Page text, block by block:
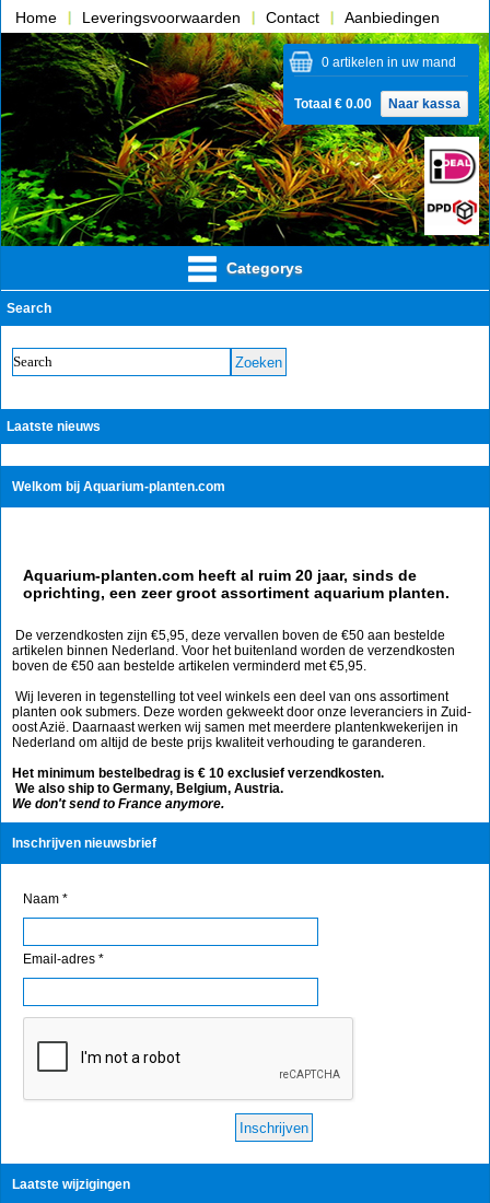
Home Leveringsvoorwaarden Contact
Aanbiedingen
Over ons
Categorys
Search
Laatste nieuws
0 artikelen in uw mand
Totaal € 0.00 Naar kassa
Welkom bij Aquarium-planten.com
Aquarium-planten.com heeft al ruim 20 jaar, sinds de
oprichting, een zeer groot assortiment aquarium planten.
De verzendkosten zijn €5,95, deze vervallen boven de €50 aan bestelde
artikelen binnen Nederland. Voor het buitenland worden de verzendkosten
boven de €50 aan bestelde artikelen verminderd met €5,95.
Wij leveren in tegenstelling tot veel winkels een deel van ons assortiment
planten ook submers. Deze worden gekweekt door onze leveranciers in Zuid-
oost Azië. Daarnaast werken wij samen met meerdere plantenkwekerijen in
Nederland om altijd de beste prijs kwaliteit verhouding te garanderen.
Het minimum bestelbedrag is € 10 exclusief verzendkosten.
We also ship to Germany, Belgium, Austria.
We don't send to France anymore.
Inschrijven nieuwsbrief
Naam *
Email-adres *
Laatste wijzigingen